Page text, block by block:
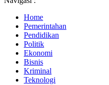
Home
Pemerintahan
Pendidikan
Politik
Ekonomi
Bisnis
Kriminal
Teknologi